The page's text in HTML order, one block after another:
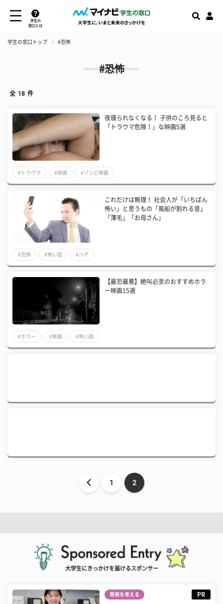
学生の
窓口とは
学生の窓口トップ #恐怖
#恐怖
全 18 件
夜寝られなくなる！ 子供のころ見ると
「トラウマ危険！」な映画5選
#トラウマ #映画 #ゾンビ映画
これだけは無理！ 社会人が「いちばん
怖い」と思うもの「風船が割れる音」
「薄毛」「お母さん」
#恐怖 #怖い話 #ハゲ
【最恐最悪】絶叫必至のおすすめホラ
ー映画15選
#ホラー #映画 #怖い話
1 2
大学生にきっかけを届けるスポンサー
将来を考える PR